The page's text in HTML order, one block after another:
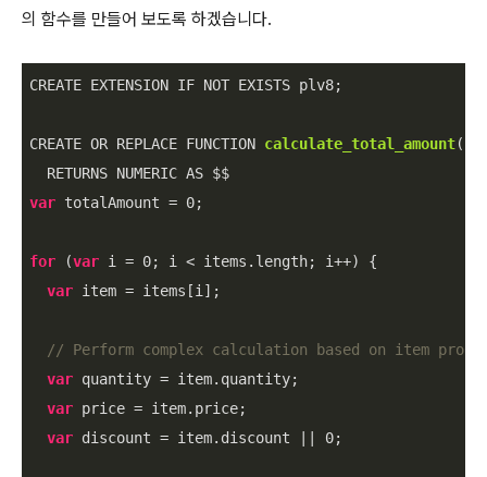
의 함수를 만들어 보도록 하겠습니다.
CREATE EXTENSION IF NOT EXISTS plv8;
CREATE OR REPLACE FUNCTION calculate_total_amount(
var totalAmount = 0;
for (var i = 0; i < items.length; i++) {
var item = items[i];
// Perform complex calculation based on item
var quantity = item.quantity;
var price = item.price;
var discount = item.discount || 0;